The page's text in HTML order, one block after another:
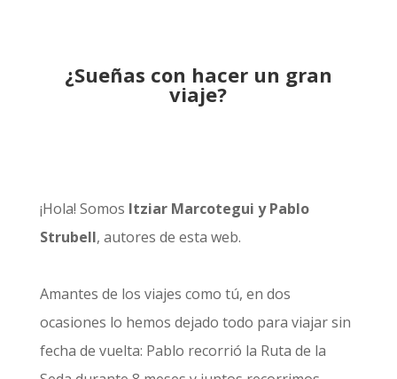
¿Sueñas con hacer un gran
viaje?
¡Hola! Somos Itziar Marcotegui y Pablo
Strubell, autores de esta web.
Amantes de los viajes como tú, en dos
ocasiones lo hemos dejado todo para viajar sin
fecha de vuelta: Pablo recorrió la Ruta de la